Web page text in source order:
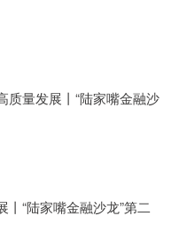
质量发展丨“陆家嘴金融沙
“陆家嘴金融沙龙”第二